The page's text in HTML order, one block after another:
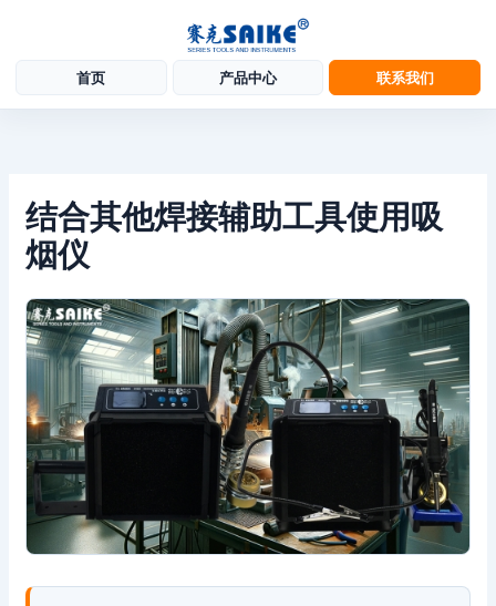
首页 产品中心 联系我们
结合其他焊接辅助工具使用吸
烟仪